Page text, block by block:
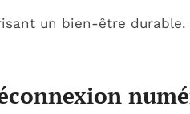
un bien-être durable.